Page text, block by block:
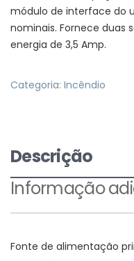
módulo de interface do
nominais. Fornece duas
energia de 3,5 Amp.
Categoria: Incêndio
Descrição
Informação
Fonte de alimentação